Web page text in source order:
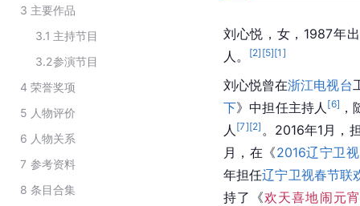
3 主要作品
3.1 主持节目
3.2参演节目
4 荣誉奖项
5 人物评价
6 人物关系
7 参考资料
8 条目合集
刘心悦，女，1987年
人。
[2] [5][1 ]
刘心悦曾在浙江电视台
下》中担任主持人 [6]
人 [7][2] 。2016年1月，
月，在《2016辽宁卫
年担任辽宁卫视春节联
持了《欢天喜地闹元